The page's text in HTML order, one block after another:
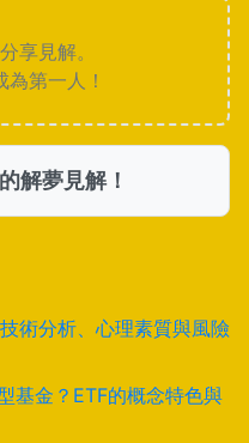
享見解。
第一人！
解夢見解！
術分析、心理素質與風險
基金？ETF的概念特色與